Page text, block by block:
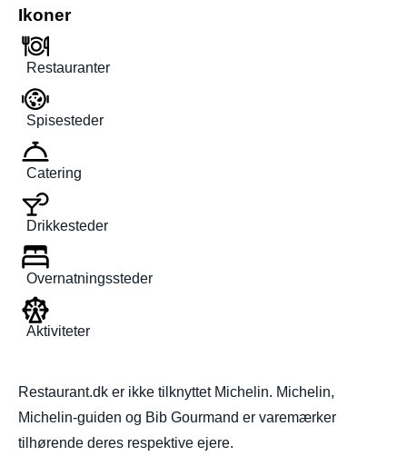
Ikoner
Restauranter
Spisesteder
Catering
Drikkesteder
Overnatningssteder
Aktiviteter
Restaurant.dk er ikke tilknyttet Michelin. Michelin,
Michelin-guiden og Bib Gourmand er varemærker
tilhørende deres respektive ejere.